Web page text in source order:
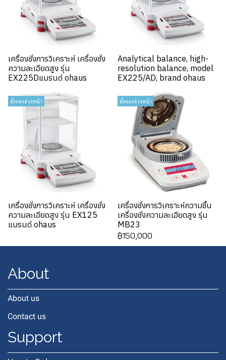
เครื่องชั่งการวิเคราะห์ เครื่องชั่ง
ความละเอียดสูง รุ่น
EX225Dแบรนด์ ohaus
Analytical balance, high-
resolution balance, model
EX225/AD, brand ohaus
สั่งจองล่วงหน้า
เครื่องชั่งการวิเคราะห์ เครื่องชั่ง
ความละเอียดสูง รุ่น EX125
แบรนด์ ohaus
สั่งจองล่วงหน้า
เครื่องชั่งการวิเคราะห์ความชื้น
เครื่องชั่งความละเอียดสูง รุ่น
MB23
฿150,000
About
About us
Contact us
Support